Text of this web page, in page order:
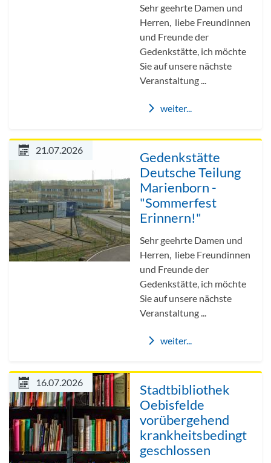
Sehr geehrte Damen und
Herren, liebe Freundinnen
und Freunde der
Gedenkstätte, ich möchte
Sie auf unsere nächste
Veranstaltung ...
weiter...
Gedenkstätte
Deutsche Teilung
Marienborn -
"Sommerfest
Erinnern!"
Sehr geehrte Damen und
Herren, liebe Freundinnen
und Freunde der
Gedenkstätte, ich möchte
Sie auf unsere nächste
Veranstaltung ...
weiter...
21.07.2026
Stadtbibliothek
Oebisfelde
vorübergehend
krankheitsbedingt
geschlossen
16.07.2026